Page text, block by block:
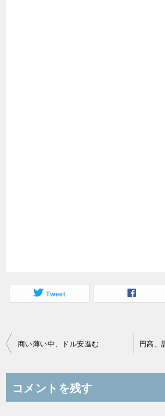
Tweet
投
ビ
商い薄い中、ドル安進む
コメントを残す